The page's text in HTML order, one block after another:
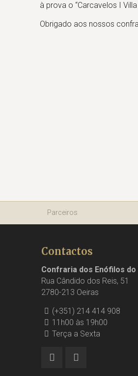
à prova o “Carcavelos I
Obrigado aos nossos
Parceiros
Contactos
Confraria dos Enófilos
Rua Cândido dos Reis, 51
2780-213 Oeiras
(+351) 214 414 908
11h00 às 19h00
Terça a Sexta